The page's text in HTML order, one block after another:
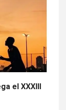
el XXXIII